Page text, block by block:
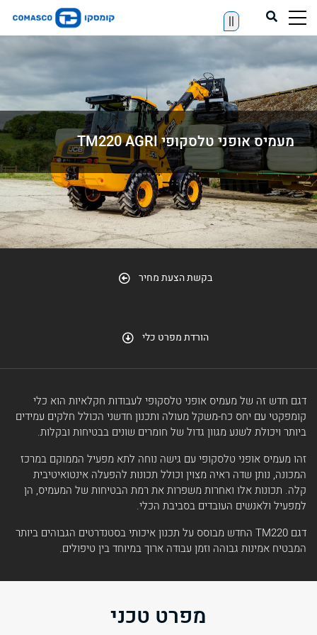
||
מעמיס אופני טלסקופי TM220 AGRI
בקשת הצעת מחיר
הורדת מפרט כלי
דגם חדש זה של מעמיס אופני טלסקופי לעבודות חקלאיות הוא כלי
קומפקטי עם יחס כח-משקל מעולה ותכנון חדשני הכולל חלקים עמידים
ביותר ויכולת לשנע מגוון גדול של חומרים שונים בבטיחות ובקלות.
זהו מעמיס אופני טלסקופי עם גישה נוחה לתא מפעיל הממוקם במרכז
המכונה, נותן שדה ראיה מצוין וכולל תכונות להפעלה אינטואיטיבית
קלה. תכונות אלו ואחרות משפרות את רמת הבטיחות של המעמיס, הן
למפעיל ולאנשים העובדים בסביבת הכלי.
דגם TM220 החדש מבוסס על תכנון איכותי בסטנדרטים הגבוהים ביותר
המבטיח אמינות גבוהה וזמן עבודה ארוך במיוחד בין טיפולים.
מפרט טכני